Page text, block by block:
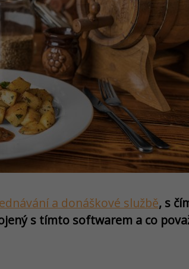
a donáškové službě, s
s tímto softwarem a co